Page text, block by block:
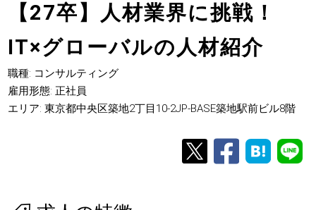
【27卒】人材業界に挑戦！
IT×グローバルの人材紹介
職種: コンサルティング
雇用形態: 正社員
エリア: 東京都中央区築地2丁目10-2JP-BASE築地駅前ビル8階